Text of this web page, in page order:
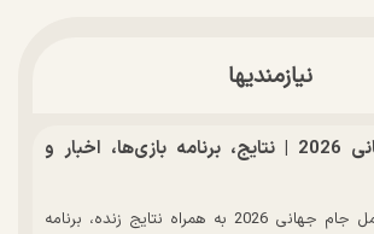
نیازمندیها
جدول جام جهانی 2026 | نتایج، برنامه بازی‌ها، اخبار و
مشاهده جدول کامل جام جهانی 2026 به همراه نتایج زنده، برنامه